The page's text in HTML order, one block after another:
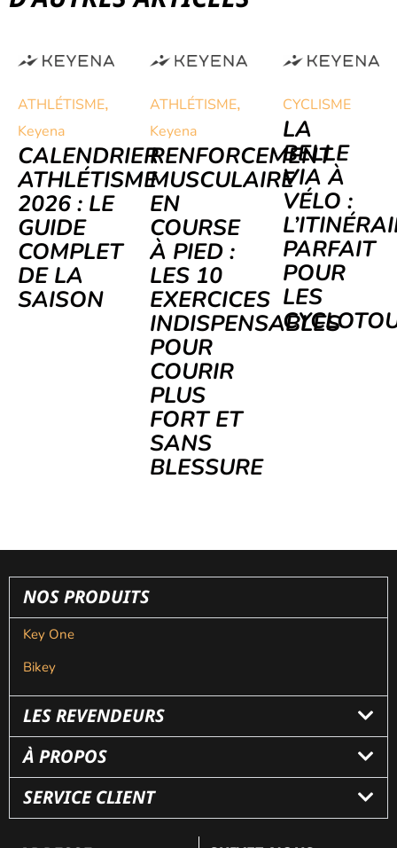
ATHLÉTISME,
Keyena
CALENDRIER
ATHLÉTISME
2026 : LE
GUIDE
COMPLET
DE LA
SAISON
ATHLÉTISME,
Keyena
RENFORCEMENT
MUSCULAIRE
EN
COURSE
À PIED :
LES 10
EXERCICES
INDISPENSABLES
POUR
COURIR
PLUS
FORT ET
SANS
BLESSURE
CYCLISME
LA
BELLE
VIA À
VÉLO :
PARFAIT
POUR
LES
NOS PRODUITS
Key One
Bikey
LES REVENDEURS
À PROPOS
SERVICE CLIENT